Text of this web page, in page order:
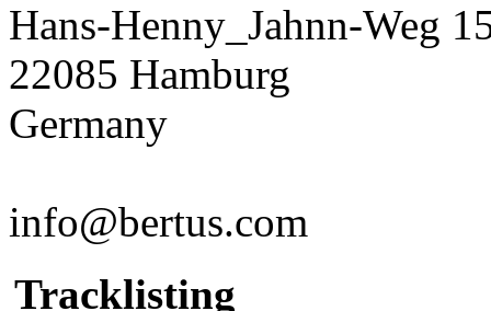
Hans-Henny_Jahnn-Weg
22085 Hamburg
Germany
info@bertus.com
Tracklisting